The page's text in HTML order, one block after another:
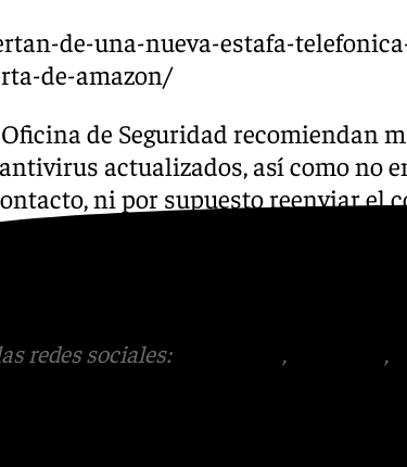
de-una-nueva-estafa-
de-amazon/
Oficina de Seguridad recomiendan
actualizados, así como no
ni por supuesto reenviar el
no se extienda el fraude. Vigila
por Internet para detectar si tus
sin tu consentimiento»,
redes sociales: , ,